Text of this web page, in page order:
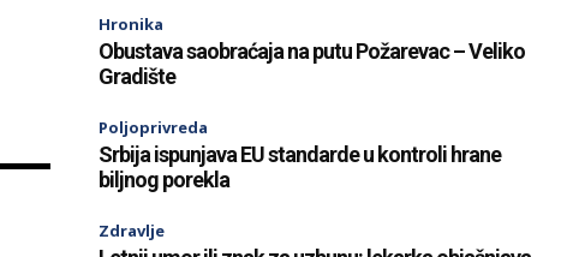
Hronika
Obustava saobraćaja na putu Požarevac – Veliko
Gradište
Poljoprivreda
Srbija ispunjava EU standarde u kontroli hrane
biljnog porekla
Zdravlje